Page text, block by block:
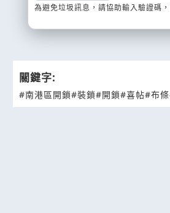
為避免垃圾訊息，請協助輸入驗證碼
關鍵字:
#南港區開鎖#裝鎖#開鎖#喜帖#布條